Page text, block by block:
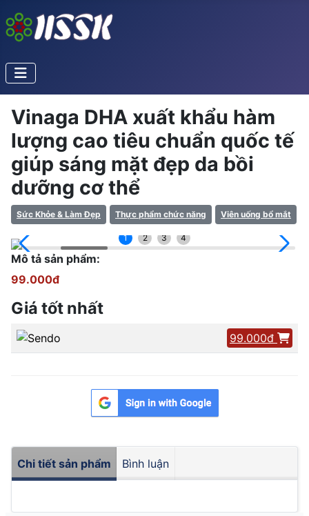
Vinaga DHA xuất khẩu hàm
lượng cao tiêu chuẩn quốc tế
giúp sáng mặt đẹp da bồi
dưỡng cơ thể
Sức Khỏe & Làm Đẹp Thực phẩm chức năng Viên uống bổ mắt
1 2 3 4
Mô tả sản phẩm:
99.000đ
Giá tốt nhất
99.000đ
Chi tiết sản phẩm Bình luận